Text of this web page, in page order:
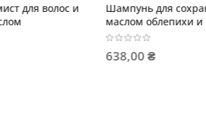
Шампунь для сохранения цвета с
маслом облепихи и граната